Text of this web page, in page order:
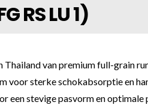
RS LU 1)
Thailand van premium full-grain
voor sterke schokabsorptie en
een stevige pasvorm en optimale